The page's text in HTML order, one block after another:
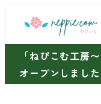
ン
ン
「ねぴこむ工房
オープンしました